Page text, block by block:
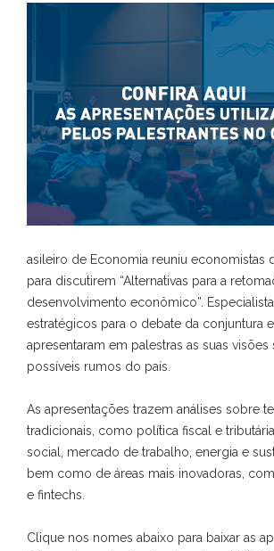
asileiro de Economia reuniu economistas
para discutirem “Alternativas para a
desenvolvimento econômico”.
estratégicos para o debate da conjuntura
apresentaram em palestras as suas visões
possíveis rumos do país.
As apresentações trazem análises sobre
tradicionais, como política fiscal e
social, mercado de trabalho, energia e
bem como de áreas mais inovadoras,
e fintechs.
Clique nos nomes abaixo para baixar as